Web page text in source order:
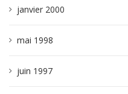
janvier 2000
mai 1998
juin 1997